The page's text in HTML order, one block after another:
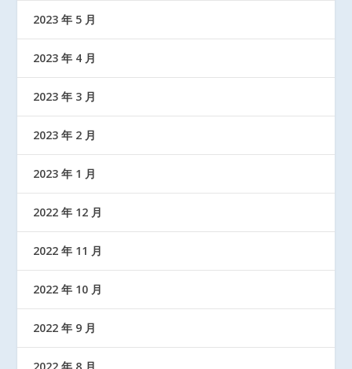
2023 年 5 月
2023 年 4 月
2023 年 3 月
2023 年 2 月
2023 年 1 月
2022 年 12 月
2022 年 11 月
2022 年 10 月
2022 年 9 月